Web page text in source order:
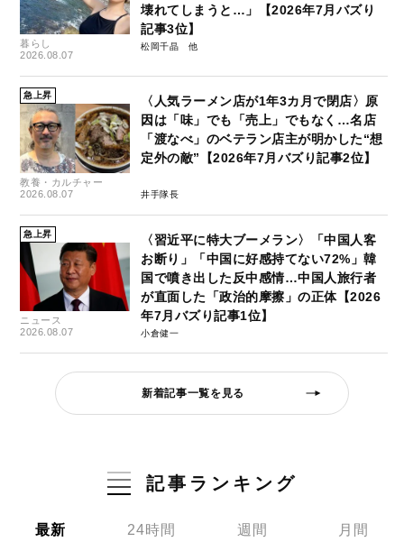
暮らし
2026.08.07
壊れてしまうと…」【2026年7月バズり
記事3位】
松岡千晶
急上昇
教養・カルチャー
2026.08.07
〈人気ラーメン店が1年3カ月で閉店〉原
因は「味」でも「売上」でもなく…名店
「渡なべ」のベテラン店主が明かした“想
定外の敵”【2026年7月バズり記事2位】
井手隊長
急上昇
ニュース
2026.08.07
〈習近平に特大ブーメラン〉「中国人客
お断り」「中国に好感持てない72%」韓
国で噴き出した反中感情…中国人旅行者
が直面した「政治的摩擦」の正体【2026
年7月バズり記事1位】
小倉健一
新着記事一覧を見る
記事ランキング
最新 24時間 週間 月間